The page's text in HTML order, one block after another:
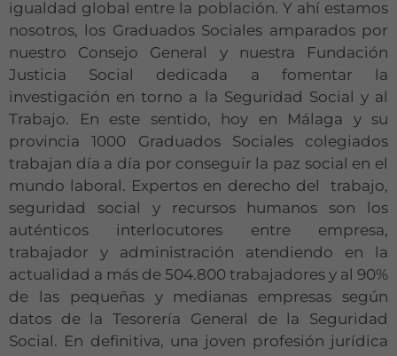
igualdad global entre la población. Y ahí estamos
nosotros, los Graduados Sociales amparados por
nuestro Consejo General y nuestra Fundación
Justicia Social dedicada a fomentar la
investigación en torno a la Seguridad Social y al
Trabajo. En este sentido, hoy en Málaga y su
provincia 1000 Graduados Sociales colegiados
trabajan día a día por conseguir la paz social en el
mundo laboral. Expertos en derecho del trabajo,
seguridad social y recursos humanos son los
auténticos interlocutores entre empresa,
trabajador y administración atendiendo en la
actualidad a más de 504.800 trabajadores y al 90%
de las pequeñas y medianas empresas según
datos de la Tesorería General de la Seguridad
Social. En definitiva, una joven profesión jurídica